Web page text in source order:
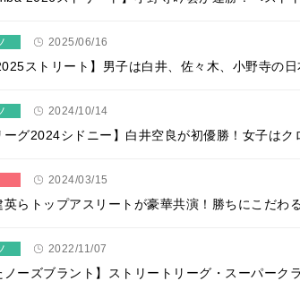
2025/06/16
ストリート】男子は白井、佐々木、小野寺の
2024/10/14
ーグ2024シドニー】白井空良が初優勝！女子は
2024/03/15
らトップアスリートが豪華共演！勝ちにこだわ
2022/11/07
ノーズブラント】ストリートリーグ・スーパーク